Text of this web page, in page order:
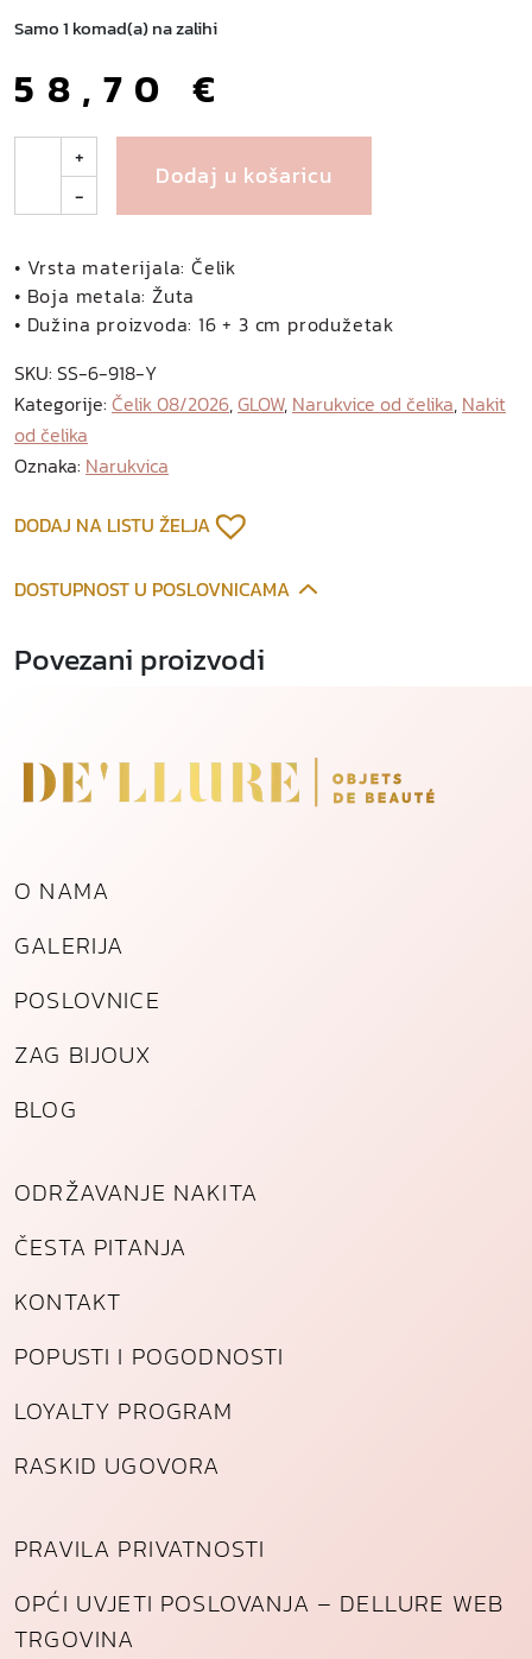
Samo 1 komad(a) na zalihi
58,70€
l
n
a
r
k
v
i
c
o
p
l
o
e
i
a
o
i
n
a
+
-
Dodaj u košaricu
• Vrsta materijala: Čelik
• Boja metala: Žuta
• Dužina proizvoda: 16 + 3 cm produžetak
SKU: SS-6-918-Y
Kategorije: Čelik 08/2026,GLOW, Narukvice od čelika, Nakit
od čelika
Oznaka: Narukvica
DODAJ NA LISTU ŽELJA
DOSTUPNOST U POSLOVNICAMA
Povezani proizvodi
O NAMA
GALERIJA
POSLOVNICE
ZAG BIJOUX
BLOG
ODRŽAVANJE NAKITA
ČESTA PITANJA
KONTAKT
POPUSTI I POGODNOSTI
LOYALTY PROGRAM
RASKID UGOVORA
PRAVILA PRIVATNOSTI
OPĆI UVJETI POSLOVANJA – DELLURE WEB
TRGOVINA